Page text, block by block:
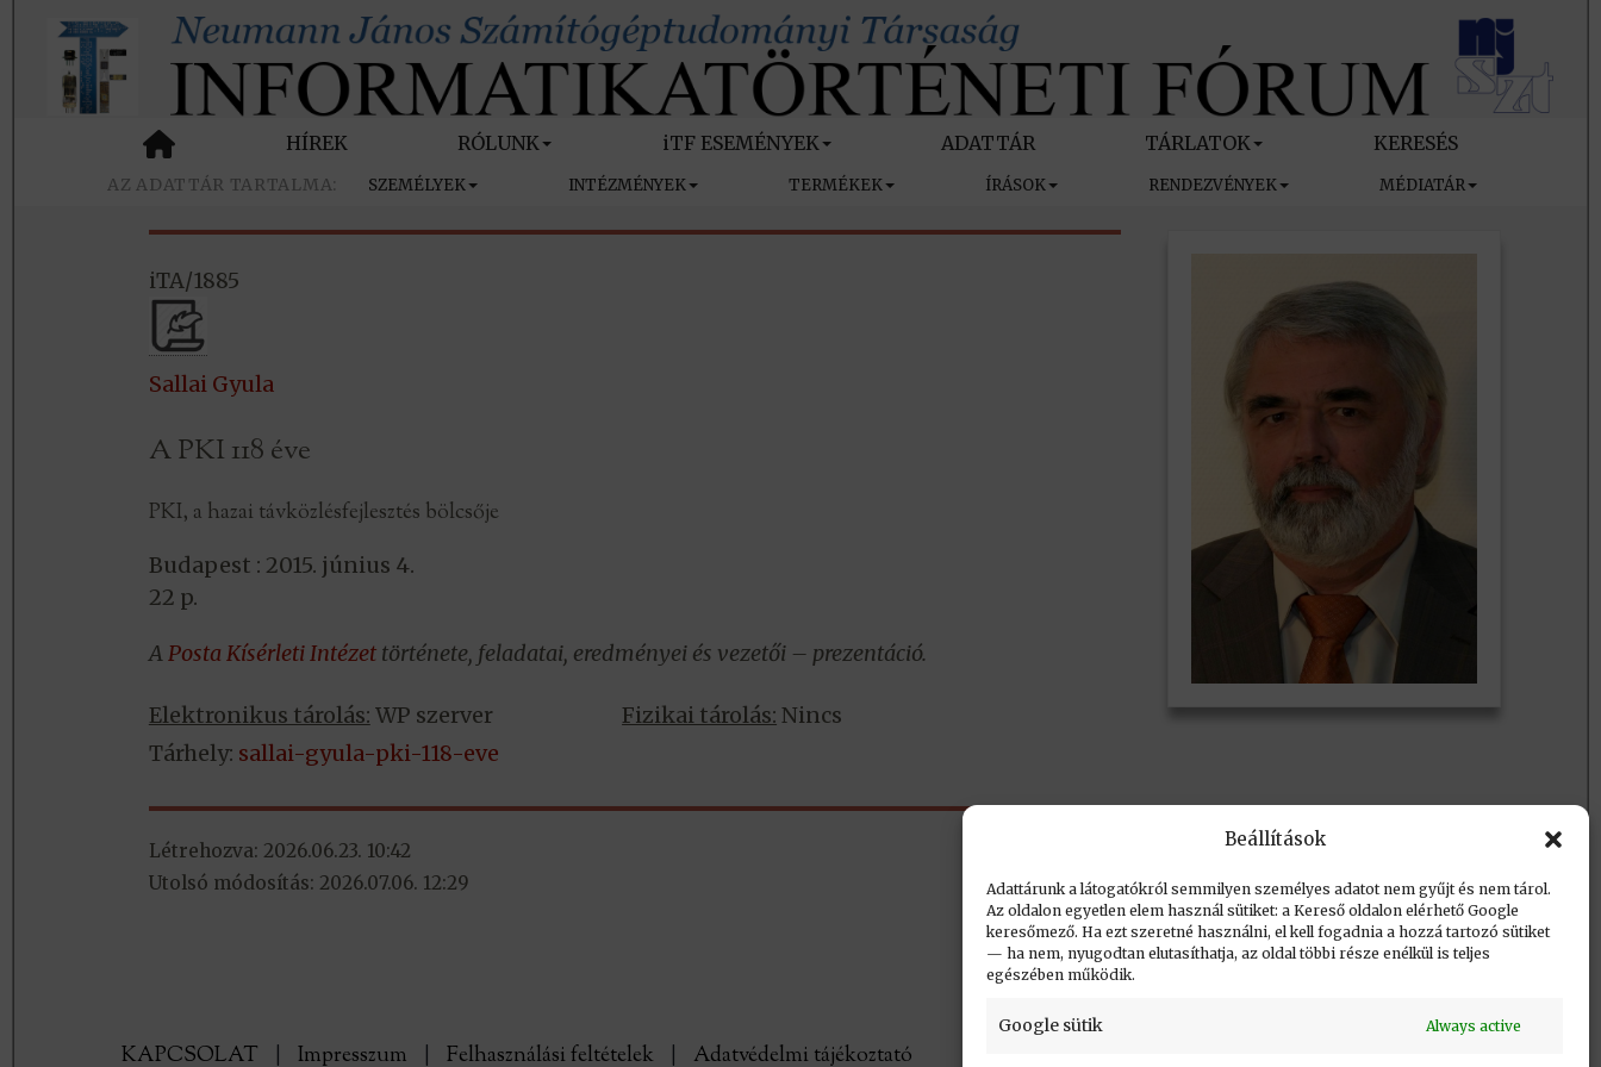
Beállítások
Adattárunk a látogatókról semmilyen személyes adatot nem gyűjt és nem tárol.
Az oldalon egyetlen elem használ sütiket: a Kereső oldalon elérhető Google
keresőmező. Ha ezt szeretné használni, el kell fogadnia a hozzá tartozó sütiket
— ha nem, nyugodtan elutasíthatja, az oldal többi része enélkül is teljes
egészében működik.
Google sütik Always active
HÍREK RÓLUNK iTF ESEMÉNYEK ADATTÁR TÁRLATOK KERESÉS
SZEMÉLYEK INTÉZMÉNYEK TERMÉKEK ÍRÁSOK RENDEZVÉNYEK MÉDIATÁR
iTA/1885
Sallai Gyula
A PKI 118 éve
PKI, a hazai távközlésfejlesztés bölcsője
Budapest : 2015. június 4.
22 p.
APosta Kísérleti Intézettörténete, feladatai, eredményei és vezetői – prezentáció.
Elektronikus tárolás: WP szerver
Tárhely: sallai-gyula-pki-118-eve
Fizikai tárolás: Nincs
Létrehozva: 2026.06.23. 10:42
Utolsó módosítás: 2026.07.06. 12:29
KAPCSOLAT Impresszum Felhasználási feltételek Adatvédelmi tájékoztató